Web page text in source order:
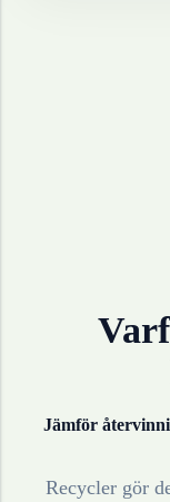
Jämför
Recycler gör